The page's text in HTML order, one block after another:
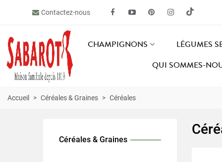
Contactez-nous
CHAMPIGNONS
LÉGUMES
QUI SOMMES-
Accueil > Céréales & Graines > Céréales
Céréales & Graines